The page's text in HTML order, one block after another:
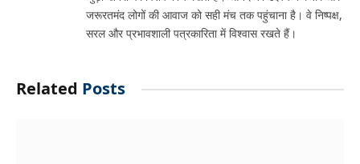
जरूरतमंद लोगों की आवाज को सही मंच तक पहुंचाना है। वे निष्पक्ष,
सरल और प्रभावशाली पत्रकारिता में विश्वास रखते हैं।
Related Posts